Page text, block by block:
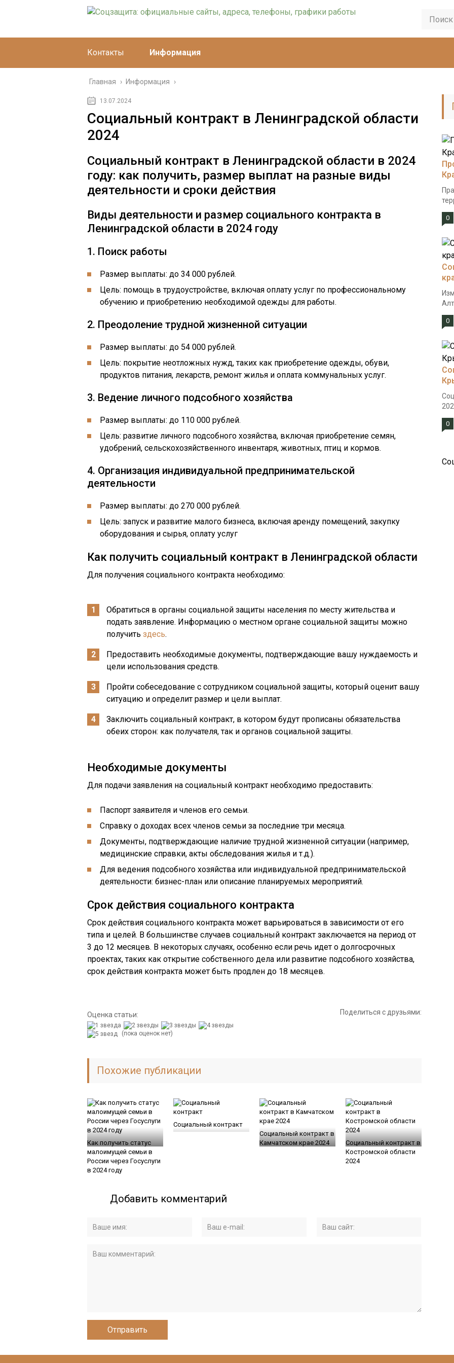
Контакты Информация
Главная › Информация ›
13.07.2024
Социальный контракт в Ленинградской области
2024
Социальный контракт в Ленинградской области в 2024
году: как получить, размер выплат на разные виды
деятельности и сроки действия
Виды деятельности и размер социального контракта в
Ленинградской области в 2024 году
1. Поиск работы
Размер выплаты: до 34 000 рублей.
Цель: помощь в трудоустройстве, включая оплату услуг по профессиональному
обучению и приобретению необходимой одежды для работы.
2. Преодоление трудной жизненной ситуации
Размер выплаты: до 54 000 рублей.
Цель: покрытие неотложных нужд, таких как приобретение одежды, обуви,
продуктов питания, лекарств, ремонт жилья и оплата коммунальных услуг.
3. Ведение личного подсобного хозяйства
Размер выплаты: до 110 000 рублей.
Цель: развитие личного подсобного хозяйства, включая приобретение семян,
удобрений, сельскохозяйственного инвентаря, животных, птиц и кормов.
4. Организация индивидуальной предпринимательской
деятельности
Размер выплаты: до 270 000 рублей.
Цель: запуск и развитие малого бизнеса, включая аренду помещений, закупку
оборудования и сырья, оплату услуг
Как получить социальный контракт в Ленинградской области
Для получения социального контракта необходимо:
Обратиться в органы социальной защиты населения по месту жительства и
подать заявление. Информацию о местном органе социальной защиты можно
получить здесь.
Предоставить необходимые документы, подтверждающие вашу нуждаемость и
цели использования средств.
Пройти собеседование с сотрудником социальной защиты, который оценит вашу
ситуацию и определит размер и цели выплат.
Заключить социальный контракт, в котором будут прописаны обязательства
обеих сторон: как получателя, так и органов социальной защиты.
Необходимые документы
Для подачи заявления на социальный контракт необходимо предоставить:
Паспорт заявителя и членов его семьи.
Справку о доходах всех членов семьи за последние три месяца.
Документы, подтверждающие наличие трудной жизненной ситуации (например,
медицинские справки, акты обследования жилья и т.д.).
Для ведения подсобного хозяйства или индивидуальной предпринимательской
деятельности: бизнес-план или описание планируемых мероприятий.
Срок действия социального контракта
Срок действия социального контракта может варьироваться в зависимости от его
типа и целей. В большинстве случаев социальный контракт заключается на период от
3 до 12 месяцев. В некоторых случаях, особенно если речь идет о долгосрочных
проектах, таких как открытие собственного дела или развитие подсобного хозяйства,
срок действия контракта может быть продлен до 18 месяцев.
Оценка статьи:
(пока оценок нет)
Поделиться с друзьями:
Похожие публикации
Как получить статус
малоимущей семьи в
России через Госуслуги
в 2024 году
Социальный контракт
Социальный контракт в
Камчатском крае 2024
Социальный контракт в
Костромской области
2024
Добавить комментарий
0
0
0